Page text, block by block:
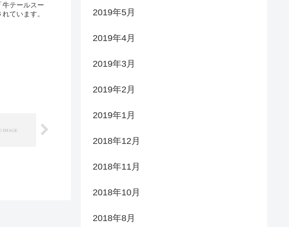
牛テールスー
ています。
2019年5月
2019年4月
2019年3月
2019年2月
2019年1月
2018年12月
2018年11月
2018年10月
2018年8月